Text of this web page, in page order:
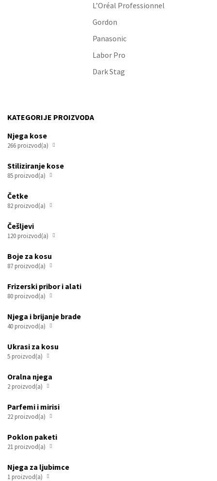
L’Oréal Professionnel
Gordon
Panasonic
Labor Pro
Dark Stag
KATEGORIJE PROIZVODA
Njega kose
266 proizvod(a) 
Stiliziranje kose
85 proizvod(a) 
Četke
82 proizvod(a) 
Češljevi
120 proizvod(a) 
Boje za kosu
87 proizvod(a) 
Frizerski pribor i alati
80 proizvod(a) 
Njega i brijanje brade
40 proizvod(a) 
Ukrasi za kosu
5 proizvod(a) 
Oralna njega
2 proizvod(a) 
Parfemi i mirisi
22 proizvod(a) 
Poklon paketi
21 proizvod(a) 
Njega za ljubimce
1 proizvod(a) 